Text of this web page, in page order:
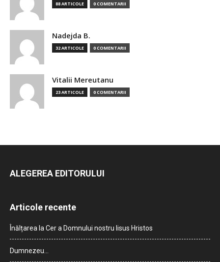
88 ARTICOLE 0 COMENTARII
Nadejda B.
32 ARTICOLE 0 COMENTARII
Vitalii Mereutanu
23 ARTICOLE 0 COMENTARII
ALEGEREA EDITORULUI
Articole recente
Înălțarea la Cer a Domnului nostru Iisus Hristos
Dumnezeu…